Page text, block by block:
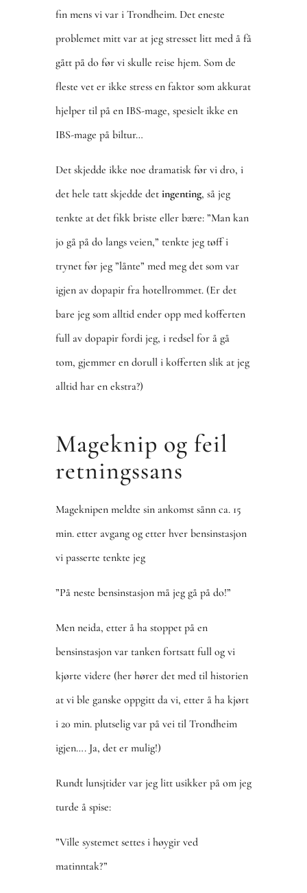
fin mens vi var i Trondheim. Det eneste
problemet mitt var at jeg stresset litt med å få
gått på do før vi skulle reise hjem. Som de
fleste vet er ikke stress en faktor som akkurat
hjelper til på en IBS-mage, spesielt ikke en
IBS-mage på biltur…
Det skjedde ikke noe dramatisk før vi dro, i
det hele tatt skjedde det ingenting, så jeg
tenkte at det fikk briste eller bære: ”Man kan
jo gå på do langs veien,” tenkte jeg tøff i
trynet før jeg ”lånte” med meg det som var
igjen av dopapir fra hotellrommet. (Er det
bare jeg som alltid ender opp med kofferten
full av dopapir fordi jeg, i redsel for å gå
tom, gjemmer en dorull i kofferten slik at jeg
alltid har en ekstra?)
Mageknip og feil
retningssans
Mageknipen meldte sin ankomst sånn ca. 15
min. etter avgang og etter hver bensinstasjon
vi passerte tenkte jeg
”På neste bensinstasjon må jeg gå på do!”
Men neida, etter å ha stoppet på en
bensinstasjon var tanken fortsatt full og vi
kjørte videre (her hører det med til historien
at vi ble ganske oppgitt da vi, etter å ha kjørt
i 20 min. plutselig var på vei til Trondheim
igjen…. Ja, det er mulig!)
Rundt lunsjtider var jeg litt usikker på om jeg
turde å spise:
”Ville systemet settes i høygir ved
matinntak?”